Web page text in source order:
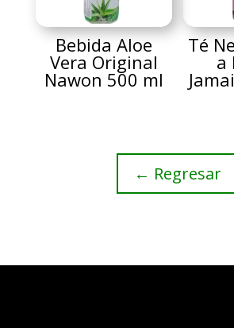
Bebida Aloe
Vera Original
Nawon 500 ml
Té
a
← Regresar